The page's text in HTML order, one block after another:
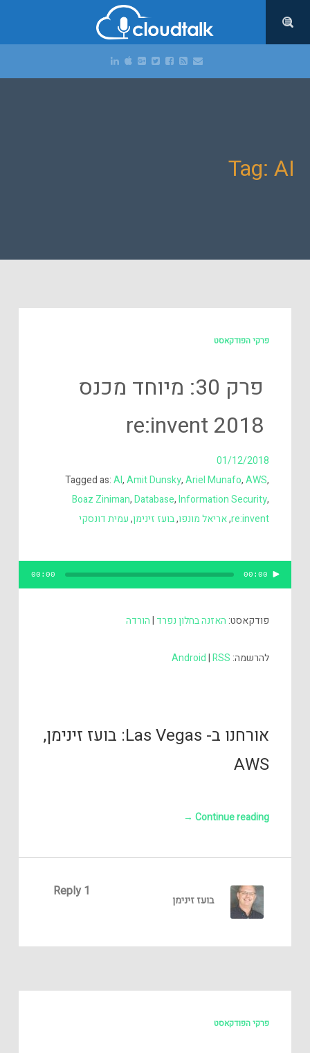
Tag: AI
פרקי הפודקאסט
פרק 30: מיוחד מכנס
re:invent 2018
01/12/2018
Tagged as:AI,Amit Dunsky,Ariel Munafo,AWS,
Boaz Ziniman,Database,Information Security,
re:invent
,אריאל מונפו,בועז זינימן,עמית דונסקי
00:00
00:00
פודקאסט: האזנה בחלון נפרד |הורדה
להרשמה: Android|RSS
אורחנו ב- Las Vegas: בועז זינימן,
AWS
Continue reading
→
1 Reply
בועז זינימן
פרקי הפודקאסט